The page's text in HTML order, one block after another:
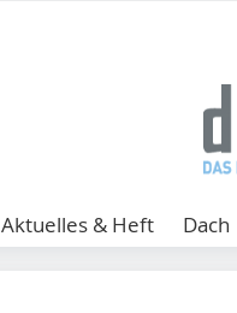
Aktuelles & Heft Dach